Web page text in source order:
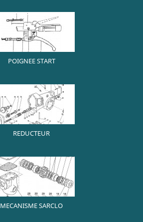
POIGNEE START
REDUCTEUR
MECANISME SARCLO